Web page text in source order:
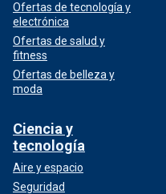
Ofertas de tecnología y
electrónica
Ofertas de salud y
fitness
Ofertas de belleza y
moda
Ciencia y
tecnología
Aire y espacio
Seguridad